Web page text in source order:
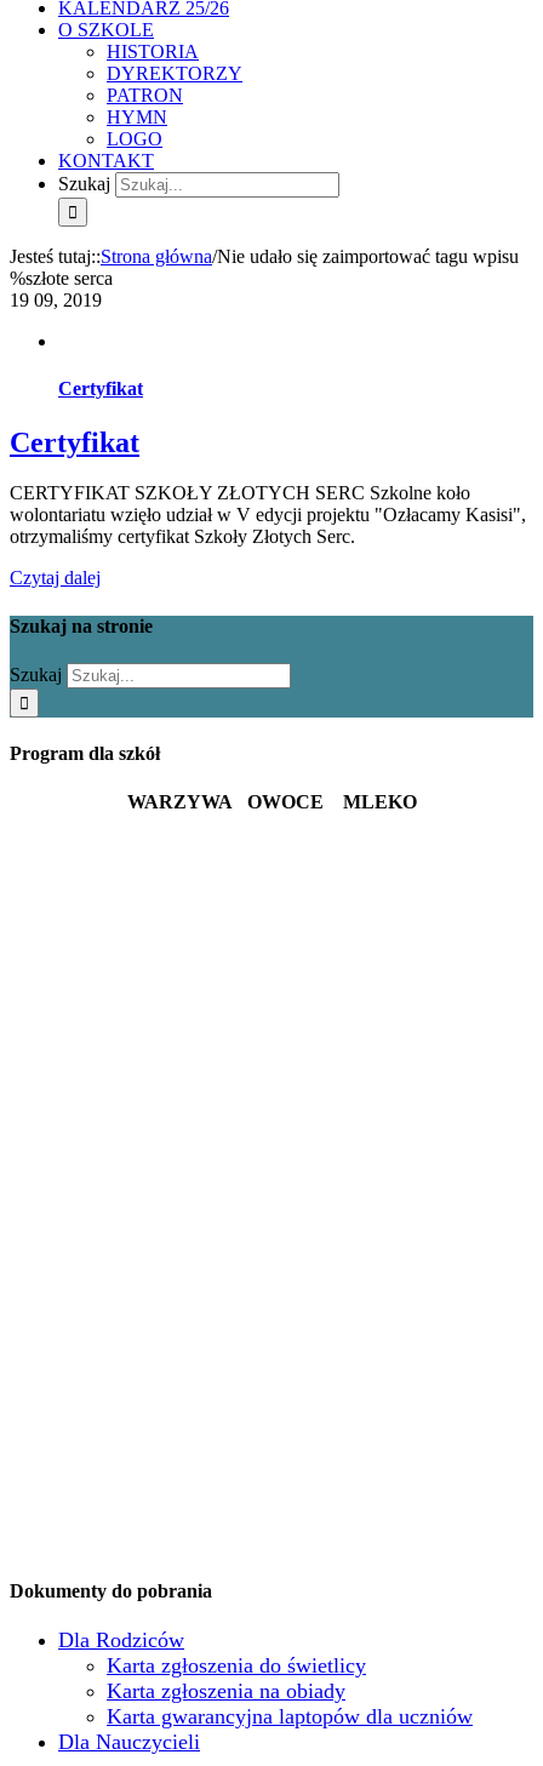
KALENDARZ 25/26
O SZKOLE
HISTORIA
DYREKTORZY
PATRON
HYMN
LOGO
KONTAKT
Szukaj
Jesteś tutaj::Strona główna/Nie udało się zaimportować tagu wpisu
%szłote serca
19 09, 2019
Certyfikat
Certyfikat
CERTYFIKAT SZKOŁY ZŁOTYCH SERC Szkolne koło
wolontariatu wzięło udział w V edycji projektu "Ozłacamy Kasisi",
otrzymaliśmy certyfikat Szkoły Złotych Serc.
Czytaj dalej
Szukaj na stronie
Szukaj
Program dla szkół
WARZYWA OWOCE MLEKO
Dokumenty do pobrania
Dla Rodziców
Karta zgłoszenia do świetlicy
Karta zgłoszenia na obiady
Karta gwarancyjna laptopów dla uczniów
Dla Nauczycieli